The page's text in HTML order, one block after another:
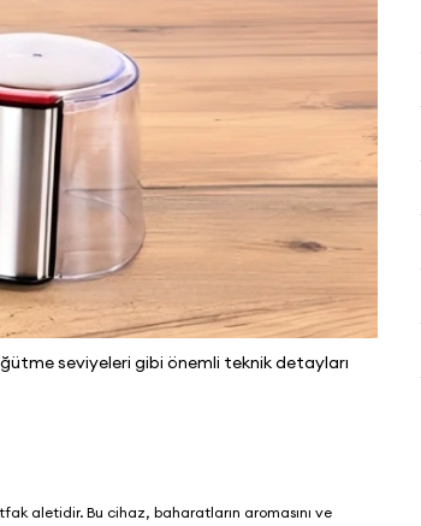
seviyeleri gibi önemli teknik detayları
aletidir. Bu cihaz, baharatların aromasını ve